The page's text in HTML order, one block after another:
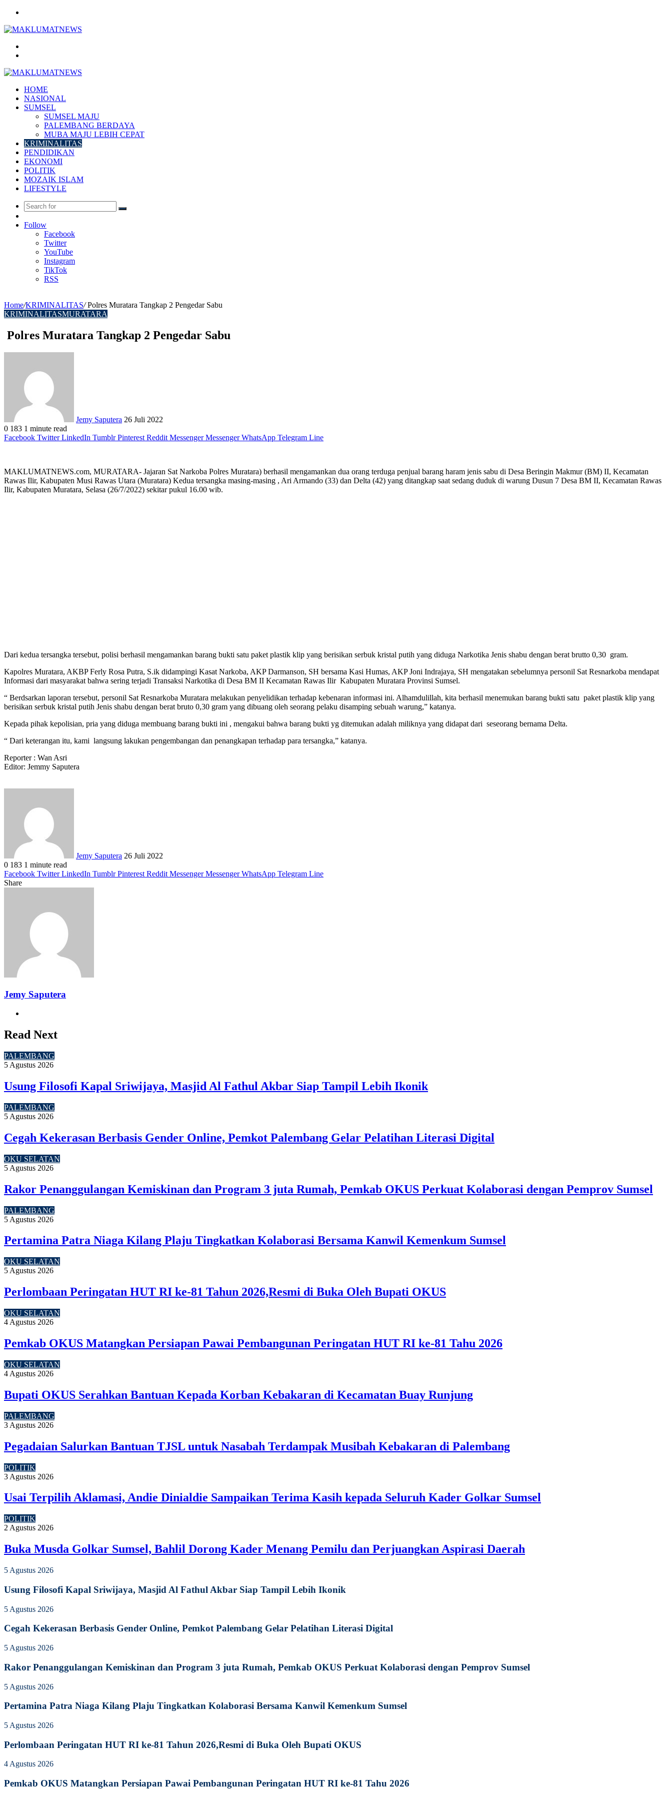
HOME
NASIONAL
SUMSEL
SUMSEL MAJU
PALEMBANG BERDAYA
MUBA MAJU LEBIH CEPAT
KRIMINALITAS
PENDIDIKAN
EKONOMI
POLITIK
MOZAIK ISLAM
LIFESTYLE
Search
Article
Follow
Facebook
Twitter
YouTube
Instagram
TikTok
RSS
Home/KRIMINALITAS/Polres Muratara Tangkap 2 Pengedar Sabu
KRIMINALITASMURATARA
Polres Muratara Tangkap 2 Pengedar Sabu
Jemy Saputera 26 Juli 2022
0 183 1 minute read
Facebook Twitter LinkedIn Tumblr Pinterest Reddit Messenger Messenger WhatsApp Telegram Line
MAKLUMATNEWS.com, MURATARA- Jajaran Sat Narkoba Polres Muratara) berhasil mengamankan dua orang terduga penjual barang haram jenis sabu di Desa Beringin Makmur (BM) II, Kecamatan
Rawas Ilir, Kabupaten Musi Rawas Utara (Muratara) Kedua tersangka masing-masing , Ari Armando (33) dan Delta (42) yang ditangkap saat sedang duduk di warung Dusun 7 Desa BM II, Kecamatan Rawas
Ilir, Kabupaten Muratara, Selasa (26/7/2022) sekitar pukul 16.00 wib.
Dari kedua tersangka tersebut, polisi berhasil mengamankan barang bukti satu paket plastik klip yang berisikan serbuk kristal putih yang diduga Narkotika Jenis shabu dengan berat brutto 0,30 gram.
Kapolres Muratara, AKBP Ferly Rosa Putra, S.ik didampingi Kasat Narkoba, AKP Darmanson, SH bersama Kasi Humas, AKP Joni Indrajaya, SH mengatakan sebelumnya personil Sat Resnarkoba mendapat
Informasi dari masyarakat bahwa sering terjadi Transaksi Narkotika di Desa BM II Kecamatan Rawas Ilir Kabupaten Muratara Provinsi Sumsel.
“ Berdsarkan laporan tersebut, personil Sat Resnarkoba Muratara melakukan penyelidikan terhadap kebenaran informasi ini. Alhamdulillah, kita berhasil menemukan barang bukti satu paket plastik klip yang
berisikan serbuk kristal putih Jenis shabu dengan berat bruto 0,30 gram yang dibuang oleh seorang pelaku disamping sebuah warung,” katanya.
Kepada pihak kepolisian, pria yang diduga membuang barang bukti ini , mengakui bahwa barang bukti yg ditemukan adalah miliknya yang didapat dari seseorang bernama Delta.
“ Dari keterangan itu, kami langsung lakukan pengembangan dan penangkapan terhadap para tersangka,” katanya.
Reporter : Wan Asri
Editor: Jemmy Saputera
Jemy Saputera 26 Juli 2022
0 183 1 minute read
Facebook Twitter LinkedIn Tumblr Pinterest Reddit Messenger Messenger WhatsApp Telegram Line
Share
Jemy Saputera
Read Next
PALEMBANG
5 Agustus 2026
Usung Filosofi Kapal Sriwijaya, Masjid Al Fathul Akbar Siap Tampil Lebih Ikonik
PALEMBANG
5 Agustus 2026
Cegah Kekerasan Berbasis Gender Online, Pemkot Palembang Gelar Pelatihan Literasi Digital
OKU SELATAN
5 Agustus 2026
Rakor Penanggulangan Kemiskinan dan Program 3 juta Rumah, Pemkab OKUS Perkuat Kolaborasi dengan Pemprov Sumsel
PALEMBANG
5 Agustus 2026
Pertamina Patra Niaga Kilang Plaju Tingkatkan Kolaborasi Bersama Kanwil Kemenkum Sumsel
OKU SELATAN
5 Agustus 2026
Perlombaan Peringatan HUT RI ke-81 Tahun 2026,Resmi di Buka Oleh Bupati OKUS
OKU SELATAN
4 Agustus 2026
Pemkab OKUS Matangkan Persiapan Pawai Pembangunan Peringatan HUT RI ke-81 Tahu 2026
OKU SELATAN
4 Agustus 2026
Bupati OKUS Serahkan Bantuan Kepada Korban Kebakaran di Kecamatan Buay Runjung
PALEMBANG
3 Agustus 2026
Pegadaian Salurkan Bantuan TJSL untuk Nasabah Terdampak Musibah Kebakaran di Palembang
POLITIK
3 Agustus 2026
Usai Terpilih Aklamasi, Andie Dinialdie Sampaikan Terima Kasih kepada Seluruh Kader Golkar Sumsel
POLITIK
2 Agustus 2026
Buka Musda Golkar Sumsel, Bahlil Dorong Kader Menang Pemilu dan Perjuangkan Aspirasi Daerah
5 Agustus 2026
Usung Filosofi Kapal Sriwijaya, Masjid Al Fathul Akbar Siap Tampil Lebih Ikonik
5 Agustus 2026
Cegah Kekerasan Berbasis Gender Online, Pemkot Palembang Gelar Pelatihan Literasi Digital
5 Agustus 2026
Rakor Penanggulangan Kemiskinan dan Program 3 juta Rumah, Pemkab OKUS Perkuat Kolaborasi dengan Pemprov Sumsel
5 Agustus 2026
Pertamina Patra Niaga Kilang Plaju Tingkatkan Kolaborasi Bersama Kanwil Kemenkum Sumsel
5 Agustus 2026
Perlombaan Peringatan HUT RI ke-81 Tahun 2026,Resmi di Buka Oleh Bupati OKUS
4 Agustus 2026
Pemkab OKUS Matangkan Persiapan Pawai Pembangunan Peringatan HUT RI ke-81 Tahu 2026